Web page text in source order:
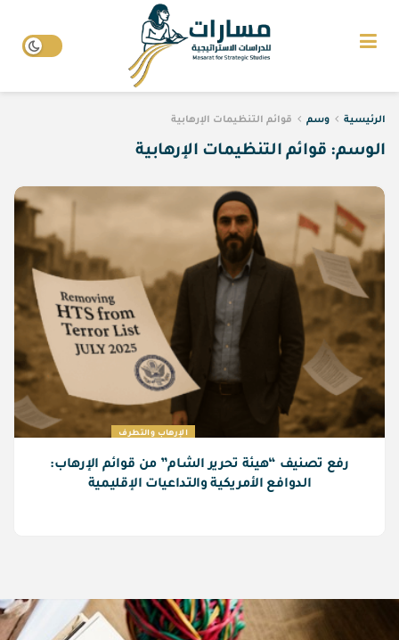
الرئيسية وسم قوائم التنظيمات الإرهابية
الوسم: قوائم التنظيمات الإرهابية
الإرهاب والتطرف
رفع تصنيف “هيئة تحرير الشام” من قوائم الإرهاب:
الدوافع الأمريكية والتداعيات الإقليمية